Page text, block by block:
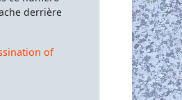
derrière
of